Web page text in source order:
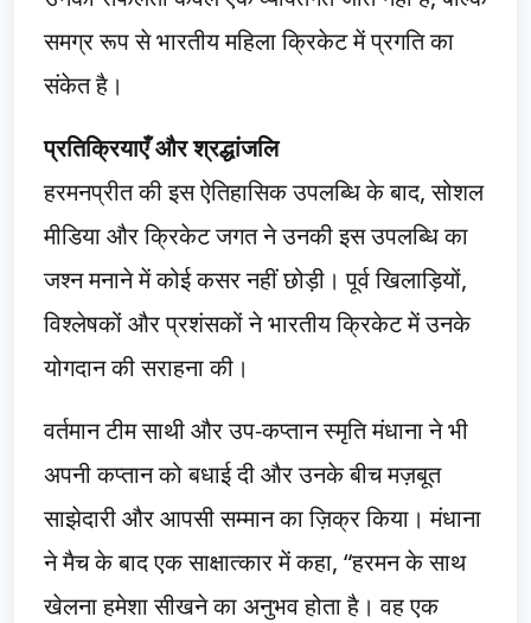
समग्र रूप से भारतीय महिला क्रिकेट में प्रगति का
संकेत है।
प्रतिक्रियाएँ और श्रद्धांजलि
हरमनप्रीत की इस ऐतिहासिक उपलब्धि के बाद, सोशल
मीडिया और क्रिकेट जगत ने उनकी इस उपलब्धि का
जश्न मनाने में कोई कसर नहीं छोड़ी। पूर्व खिलाड़ियों,
विश्लेषकों और प्रशंसकों ने भारतीय क्रिकेट में उनके
योगदान की सराहना की।
वर्तमान टीम साथी और उप-कप्तान स्मृति मंधाना ने भी
अपनी कप्तान को बधाई दी और उनके बीच मज़बूत
साझेदारी और आपसी सम्मान का ज़िक्र किया। मंधाना
ने मैच के बाद एक साक्षात्कार में कहा, “हरमन के साथ
खेलना हमेशा सीखने का अनुभव होता है। वह एक